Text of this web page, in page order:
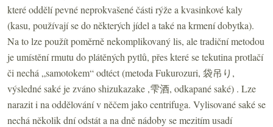
které oddělí pevné neprokvašené části rýže a kvasinkové kaly
(kasu, používají se do některých jídel a také na krmení dobytka).
Na to lze použít poměrně nekomplikovaný lis, ale tradiční metodou
je umístění rmutu do plátěných pytlů, přes které se tekutina protlačí
či nechá „samotokem“ odtéct (metoda Fukurozuri, 袋吊り,
výsledné saké je zváno shizukazake ,雫酒, odkapané saké) . Lze
narazit i na oddělování v něčem jako centrifuga. Vylisované saké se
nechá několik dní odstát a na dně nádoby se mezitím usadí